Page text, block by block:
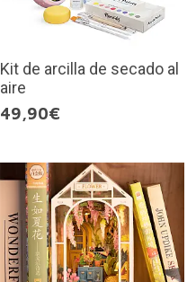
Kit de arcilla de secado al
aire
49,90€